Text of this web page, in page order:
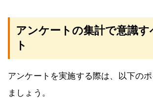
アンケートの集計で意識
ト
アンケートを実施する際は、以下の
ましょう。